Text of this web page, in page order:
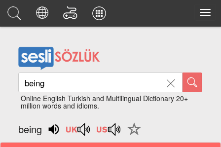
Online English Turkish and Multilingual Dictionary 20+
million words and idioms.
being